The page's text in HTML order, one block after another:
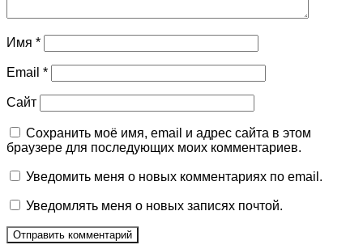
Имя *
Email *
Сайт
Сохранить моё имя, email и адрес сайта в этом
браузере для последующих моих комментариев.
Уведомить меня о новых комментариях по email.
Уведомлять меня о новых записях почтой.